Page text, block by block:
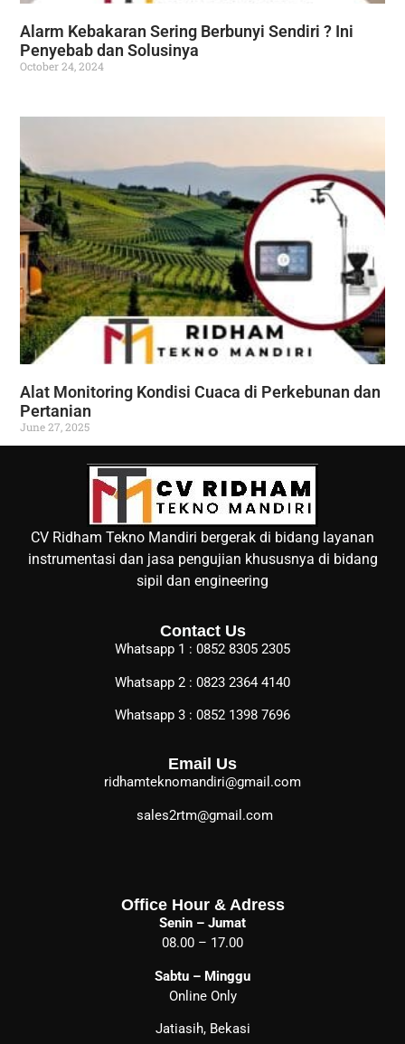
Alarm Kebakaran Sering Berbunyi Sendiri ? Ini
Penyebab dan Solusinya
October 24, 2024
Alat Monitoring Kondisi Cuaca di Perkebunan dan
Pertanian
June 27, 2025
CV Ridham Tekno Mandiri bergerak di bidang layanan
instrumentasi dan jasa pengujian khususnya di bidang
sipil dan engineering
Contact Us
Whatsapp 1 : 0852 8305 2305
Whatsapp 2 : 0823 2364 4140
Whatsapp 3 : 0852 1398 7696
Email Us
ridhamteknomandiri@gmail.com
sales2rtm@gmail.com
Office Hour & Adress
Senin – Jumat
08.00 – 17.00
Sabtu – Minggu
Online Only
Jatiasih, Bekasi